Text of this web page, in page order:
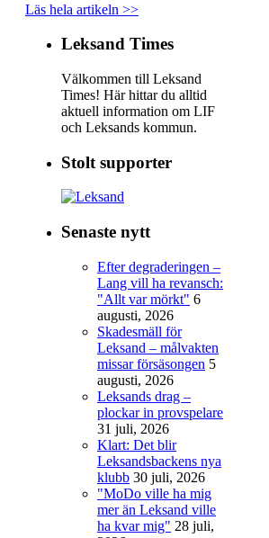
Läs hela artikeln >>
Leksand Times
Välkommen till Leksand
Times! Här hittar du alltid
aktuell information om LIF
och Leksands kommun.
Stolt supporter
Senaste nytt
Efter degraderingen –
Lang vill ha revansch:
"Allt var mörkt" 6
augusti, 2026
Skadesmäll för
Leksand – målvakten
missar försäsongen 5
augusti, 2026
Leksands drag –
plockar in provspelare
31 juli, 2026
Klart: Det blir
Leksandsbackens nya
klubb 30 juli, 2026
"MoDo ville ha mig
mer än Leksand ville
ha kvar mig" 28 juli,